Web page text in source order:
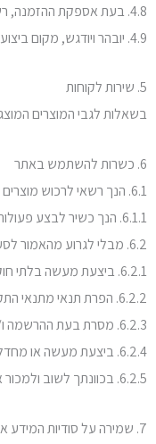
4.8. בעת אספקת ההזמנה, רשאית תיקא לדרוש את נוכחותו של בעל כרטיס האשראי ו/או הצגת תעודת זהות של בעל כרטיס האשראי ו/או חתימתו של בעל כרטיס האשראי על גבי שובר כתנאי למסירה המוצר.
4.9. יובהר ויודגש, מקום ביצוע העסקה, לכל דבר ועניין, ייחשב כמקום מושבה של תיקא.
5. שירות לקוחות
בשאלות לגבי המוצרים
6. כשרות להשתמש באתר
6.1. הנך רשאי לרכוש מוצרים באתר, בכפוף למילוי התנאים המצטברים המפורטים להלן:
6.1.1. הנך כשיר לבצע פעולות משפטיות מחייבות. קרי, מעל גיל 18. במידה והנך קטין (מתחת לגיל 18) או אינך זכאי לבצע פעולות משפטיות ללא אישור אפוטרופוס, יראו את שימושך באתר כאילו קיבלת את אישור האפוטרופוס.
6.2. מבלי לגרוע מהאמור לסעיף 6.1 לעיל, תיקא תהא רשאית למנוע רכישת מוצר באתר, באמצעות חסימתך בכל אחד מהמקרים הבאים:
6.2.1. ביצעת מעשה בלתי חוקי ו/או עבר על הוראות הדין.
6.2.2. הפרת תנאי מתנאי התקנון.
6.2.3. מסרת בעת ההרשמה ו/או לאחר מכן בטלפון פרטים שגויים במתכוון.
6.2.4. ביצעת מעשה או מחדל שיש בו כדי לפגוע בתיקא ו/או בפעילות התקינה של האתר ו/או בצד ג' כלשהו.
6.2.5. בכוונתך לשוב ולמכור את המוצר או השירות לצד ג' ו/או לסחור בו.
7. שמירה על סודיות המידע אודות המשתמש